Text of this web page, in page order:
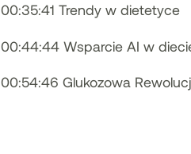
00:35:41 Trendy w dietetyce
00:44:44 Wsparcie AI w
00:54:46 Glukozowa